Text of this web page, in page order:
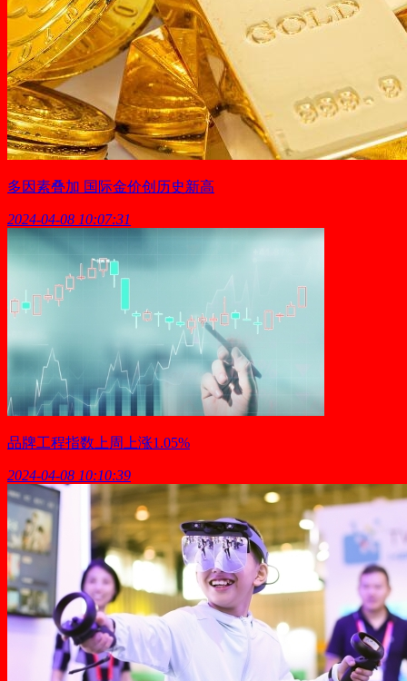
多因素叠加 国际金价创历史新高
2024-04-08 10:07:31
品牌工程指数上周上涨1.05%
2024-04-08 10:10:39